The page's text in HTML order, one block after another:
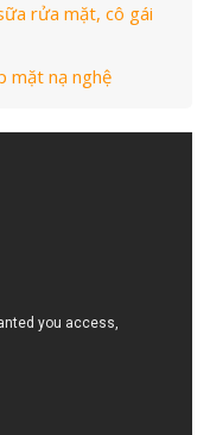
rửa mặt, cô gái
mặt nạ nghệ